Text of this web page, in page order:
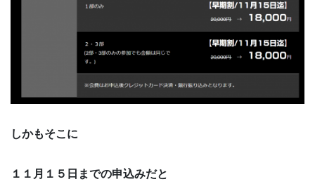
しかもそこに
１１月１５日までの申込みだと